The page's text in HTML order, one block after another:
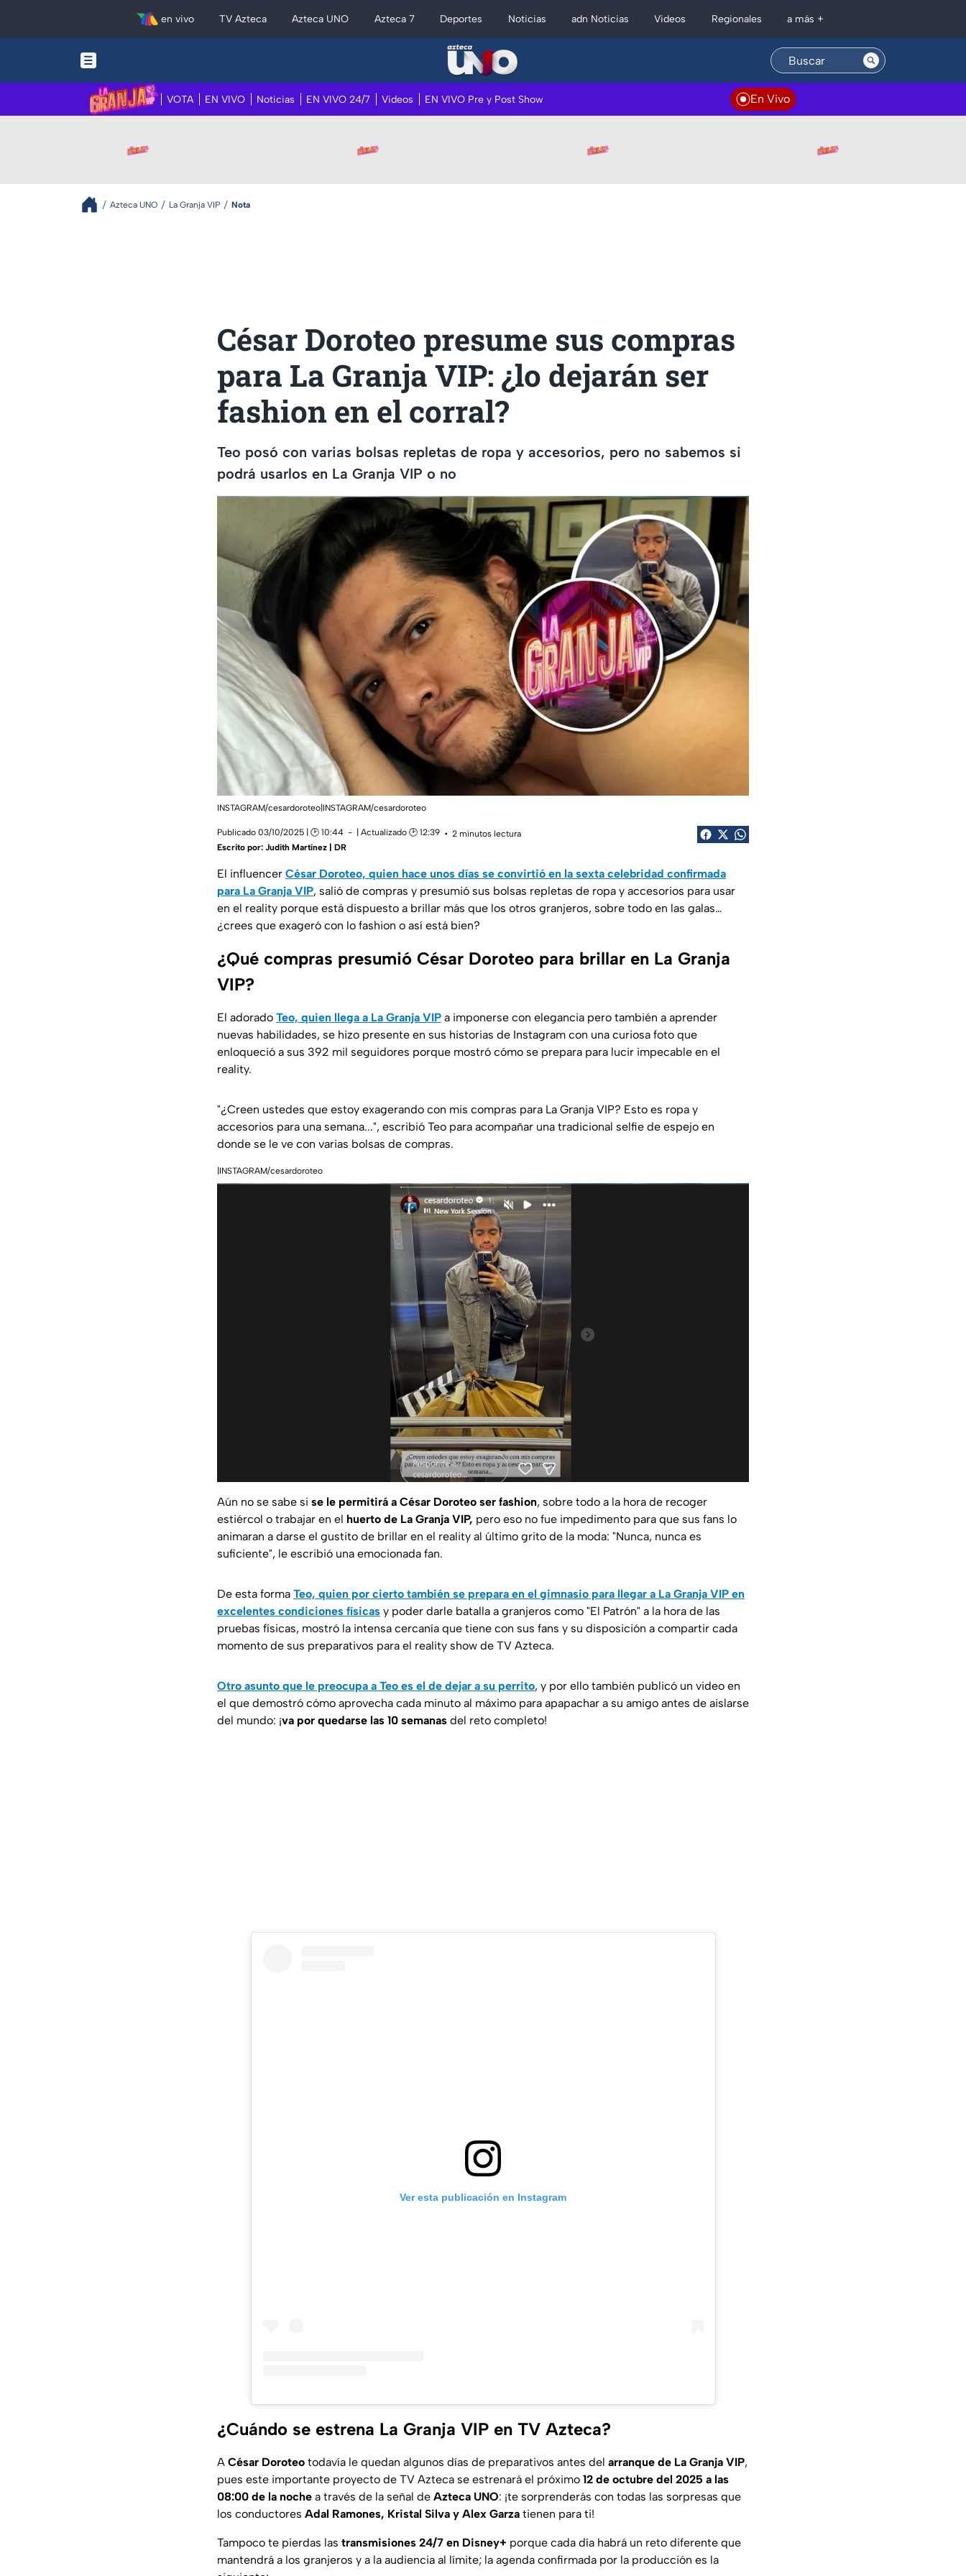
en vivo TV Azteca Azteca UNO Azteca 7 Deportes Noticias adn Noticias Videos Regionales a más +
VOTA EN VIVO Noticias EN VIVO 24/7 Videos EN VIVO Pre y Post Show En Vivo
Azteca UNO La Granja VIP Nota
César Doroteo presume sus compras
para La Granja VIP: ¿lo dejarán ser
fashion en el corral?
Teo posó con varias bolsas repletas de ropa y accesorios, pero no sabemos si
podrá usarlos en La Granja VIP o no
INSTAGRAM/cesardoroteo|INSTAGRAM/cesardoroteo
Publicado 03/10/2025 | 🕑 10:44 | Actualizado 🕑 12:39
2 minutos lectura
Escrito por: Judith Martínez | DR
El influencer César Doroteo, quien hace unos días se convirtió en la sexta celebridad confirmada
para La Granja VIP, salió de compras y presumió sus bolsas repletas de ropa y accesorios para usar
en el reality porque está dispuesto a brillar más que los otros granjeros, sobre todo en las galas…
¿crees que exageró con lo fashion o así está bien?
¿Qué compras presumió César Doroteo para brillar en La Granja
VIP?
El adorado Teo, quien llega a La Granja VIP a imponerse con elegancia pero también a aprender
nuevas habilidades, se hizo presente en sus historias de Instagram con una curiosa foto que
enloqueció a sus 392 mil seguidores porque mostró cómo se prepara para lucir impecable en el
reality.
"¿Creen ustedes que estoy exagerando con mis compras para La Granja VIP? Esto es ropa y
accesorios para una semana...", escribió Teo para acompañar una tradicional selfie de espejo en
donde se le ve con varias bolsas de compras.
|INSTAGRAM/cesardoroteo
Aún no se sabe si se le permitirá a César Doroteo ser fashion, sobre todo a la hora de recoger
estiércol o trabajar en el huerto de La Granja VIP, pero eso no fue impedimento para que sus fans lo
animaran a darse el gustito de brillar en el reality al último grito de la moda: "Nunca, nunca es
suficiente", le escribió una emocionada fan.
De esta forma Teo, quien por cierto también se prepara en el gimnasio para llegar a La Granja VIP en
excelentes condiciones físicas y poder darle batalla a granjeros como "El Patrón" a la hora de las
pruebas físicas, mostró la intensa cercanía que tiene con sus fans y su disposición a compartir cada
momento de sus preparativos para el reality show de TV Azteca.
Otro asunto que le preocupa a Teo es el de dejar a su perrito, y por ello también publicó un video en
el que demostró cómo aprovecha cada minuto al máximo para apapachar a su amigo antes de aislarse
del mundo: ¡va por quedarse las 10 semanas del reto completo!
Ver esta publicación en Instagram
¿Cuándo se estrena La Granja VIP en TV Azteca?
A César Doroteo todavía le quedan algunos días de preparativos antes del arranque de La Granja VIP,
pues este importante proyecto de TV Azteca se estrenará el próximo 12 de octubre del 2025 a las
08:00 de la noche a través de la señal de Azteca UNO: ¡te sorprenderás con todas las sorpresas que
los conductores Adal Ramones, Kristal Silva y Alex Garza tienen para ti!
Tampoco te pierdas las transmisiones 24/7 en Disney+ porque cada día habrá un reto diferente que
mantendrá a los granjeros y a la audiencia al límite; la agenda confirmada por la producción es la